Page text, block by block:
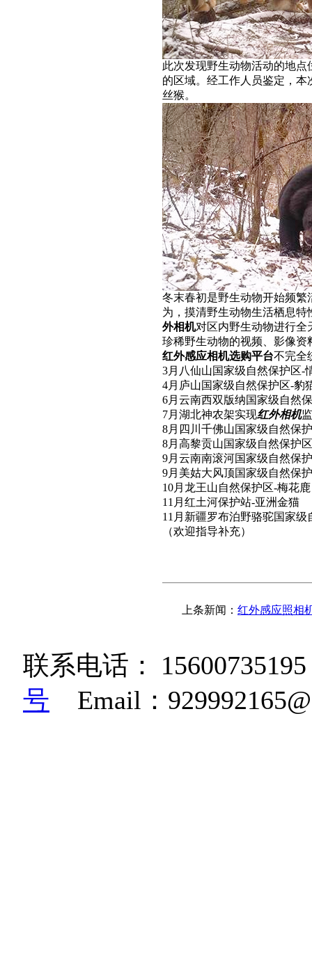
此次发现野生动物活动的地
的区域。经工作人员鉴定，
丝猴。
冬末春初是野生动物开始频
为，摸清野生动物生活栖息
外相机对区内野生动物进行全
珍稀野生动物的视频、影像资
红外感应相机选购平台不完全
3月八仙山国家级自然保护区-
4月庐山国家级自然保护区-豹
6月云南西双版纳国家级自然
7月湖北神农架实现红外相机
8月四川千佛山国家级自然保
8月高黎贡山国家级自然保护
9月云南南滚河国家级自然保
9月美姑大风顶国家级自然保
10月龙王山自然保护区-梅花鹿
11月红土河保护站-亚洲金猫
11月新疆罗布泊野骆驼国家
（欢迎指导补充）
上条新闻： 红外感应照相
联系电话：
15600735195
号 Email：